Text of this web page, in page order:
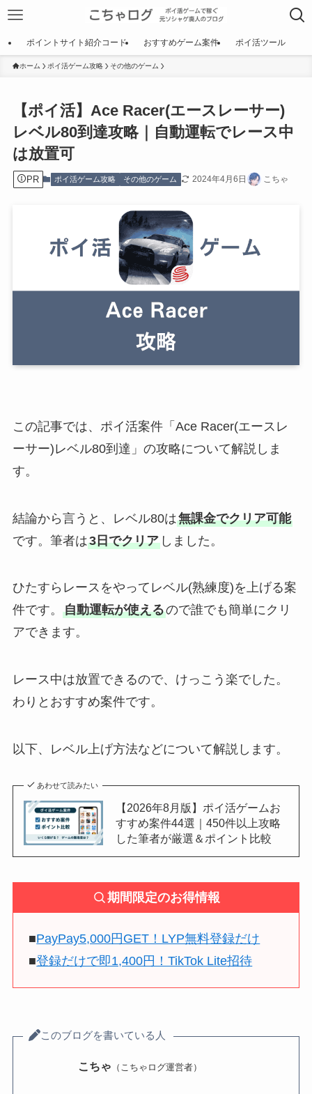
ポイントサイト紹介コード おすすめゲーム案件 ポイ活ツール
ホーム ポイ活ゲーム攻略 その他のゲーム
【ポイ活】Ace Racer(エースレーサー)
レベル80到達攻略｜自動運転でレース中
は放置可
PR ポイ活ゲーム攻略 その他のゲーム 2024年4月6日 こちゃ
この記事では、ポイ活案件「Ace Racer(エースレ
ーサー)レベル80到達」の攻略について解説しま
す。
結論から言うと、レベル80は無課金でクリア可能
です。筆者は3日でクリアしました。
ひたすらレースをやってレベル(熟練度)を上げる案
件です。 自動運転が使えるので誰でも簡単にクリ
アできます。
レース中は放置できるので、けっこう楽でした。
わりとおすすめ案件です。
以下、レベル上げ方法などについて解説します。
あわせて読みたい
【2026年8月版】ポイ活ゲームお
すすめ案件44選｜450件以上攻略
した筆者が厳選＆ポイント比較
期間限定のお得情報
■PayPay5,000円GET！LYP無料登録だけ
■登録だけで即1,400円！TikTok Lite招待
このブログを書いている人
こちゃ （こちゃログ運営者）